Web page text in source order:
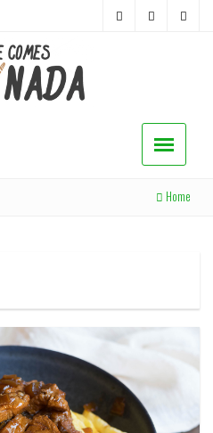
Home